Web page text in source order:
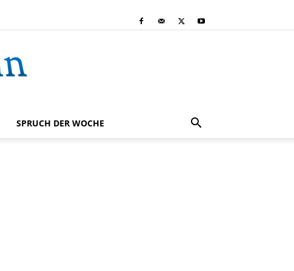
SPRUCH DER WOCHE